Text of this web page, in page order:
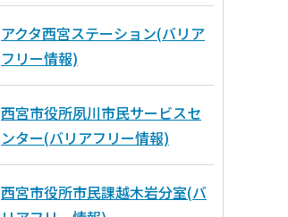
アクタ西宮ステーション(バリア
フリー情報)
西宮市役所夙川市民サービスセ
ンター(バリアフリー情報)
西宮市役所市民課越木岩分室(バ